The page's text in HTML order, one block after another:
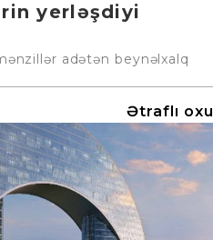
yerləşdiyi
adətən beynəlxalq
Ətraflı oxu